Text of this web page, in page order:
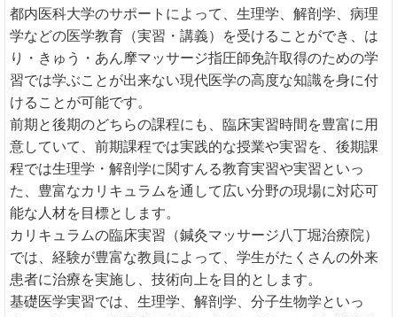
都内医科大学のサポートによって、生理学、解剖学、病理
学などの医学教育（実習・講義）を受けることができ、は
り・きゅう・あん摩マッサージ指圧師免許取得のための学
習では学ぶことが出来ない現代医学の高度な知識を身に付
けることが可能です。
前期と後期のどちらの課程にも、臨床実習時間を豊富に用
意していて、前期課程では実践的な授業や実習を、後期課
程では生理学・解剖学に関すんる教育実習や実習といっ
た、豊富なカリキュラムを通して広い分野の現場に対応可
能な人材を目標とします。
カリキュラムの臨床実習（鍼灸マッサージ八丁堀治療院）
では、経験が豊富な教員によって、学生がたくさんの外来
患者に治療を実施し、技術向上を目的とします。
基礎医学実習では、生理学、解剖学、分子生物学といっ